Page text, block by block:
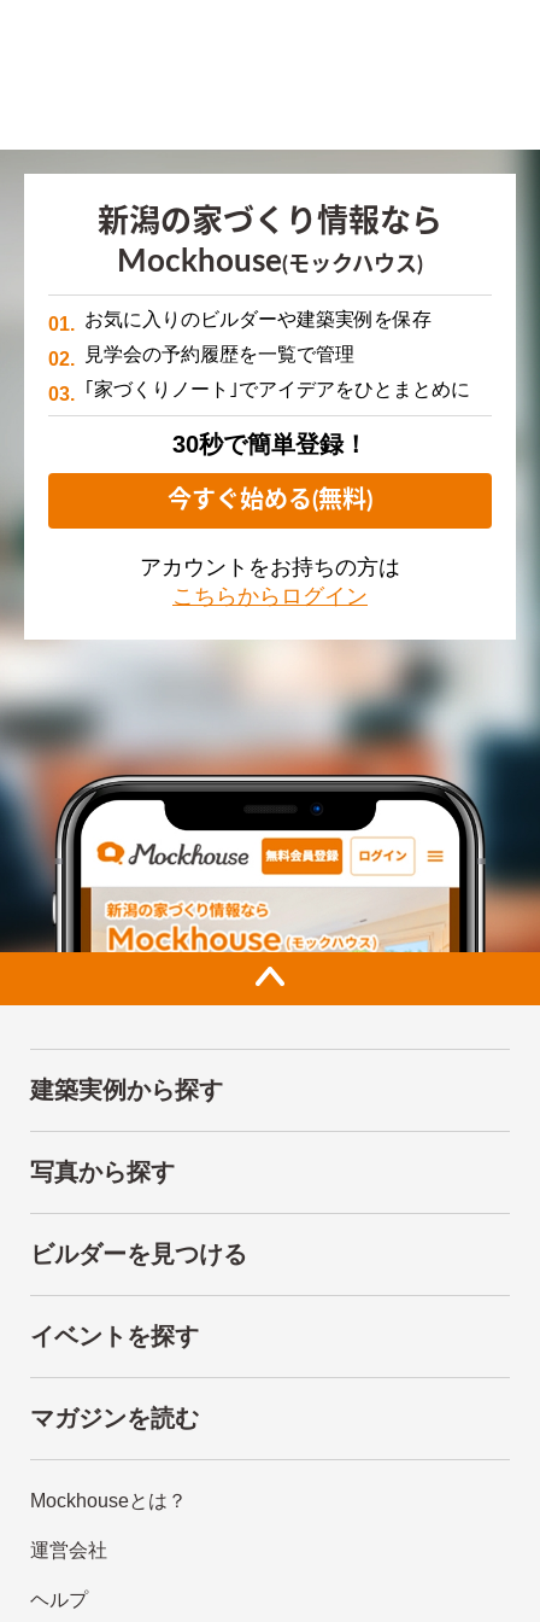
新潟の家づくり情報なら
Mockhouse(モックハウス)
お気に入りのビルダーや建築実例を保存
見学会の予約履歴を一覧で管理
｢家づくりノート｣でアイデアをひとまとめに
30秒で簡単登録！
今すぐ始める(無料)
アカウントをお持ちの方は
こちらからログイン
建築実例から探す
写真から探す
ビルダーを見つける
イベントを探す
マガジンを読む
Mockhouseとは？
運営会社
ヘルプ